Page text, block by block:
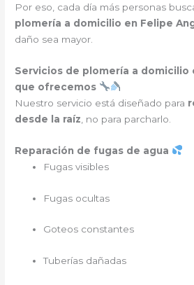
Por eso, cada día más personas
plomería a domicilio en Felipe
daño sea mayor.
Servicios de plomería a domicilio
que ofrecemos
Nuestro servicio está diseñado para
desde la raíz , no para parcharlo.
Reparación de fugas de agua
Fugas visibles
Fugas ocultas
Goteos constantes
Tuberías dañadas